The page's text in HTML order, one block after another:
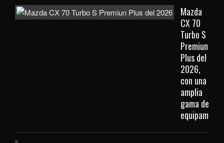
Mazda
CX 70
Turbo S
Premiun
Plus del
2026,
con una
amplia
gama de